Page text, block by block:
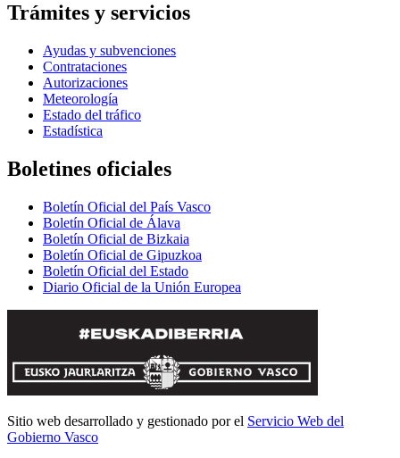
Trámites y servicios
Ayudas y subvenciones
Contrataciones
Autorizaciones
Meteorología
Estado del tráfico
Estadística
Boletines oficiales
Boletín Oficial del País Vasco
Boletín Oficial de Álava
Boletín Oficial de Bizkaia
Boletín Oficial de Gipuzkoa
Boletín Oficial del Estado
Diario Oficial de la Unión Europea
Sitio web desarrollado y gestionado por el Servicio Web del
Gobierno Vasco